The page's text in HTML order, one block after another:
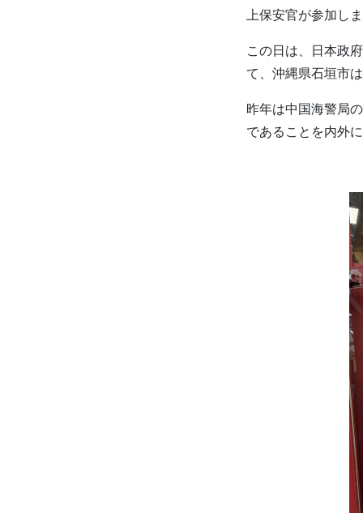
上保安官が参加し
この日は、日本政
て、沖縄県石垣市
昨年は中国海警局
であることを内外